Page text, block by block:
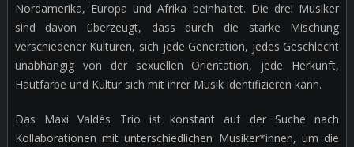
Nordamerika, Europa und Afrika beinhaltet. Die drei Musiker
sind davon überzeugt, dass durch die starke Mischung
verschiedener Kulturen, sich jede Generation, jedes Geschlecht
unabhängig von der sexuellen Orientation, jede Herkunft,
Hautfarbe und Kultur sich mit ihrer Musik identifizieren kann.
Das Maxi Valdés Trio ist konstant auf der Suche nach
Kollaborationen mit unterschiedlichen Musiker*innen, um die